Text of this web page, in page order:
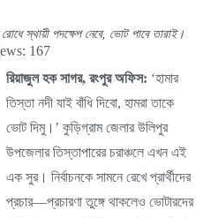
রোধে স্থায়ী পদক্ষেপ নেবে, ভোট পাবে তারাই।
167
রিয়াজুল হক সাগর, রংপুর অফিস: ‘হামার
তিস্তা নদী যাই বাঁধি দিবো, হামরা তাকে
ভোট দিমু।’ কুড়িগ্রাম জেলার উলিপুর
উপজেলার তিস্তাপারের চরাঞ্চলে এখন এই
এক সুর। নির্বাচনকে সামনে রেখে প্রার্থীদের
প্রচার—প্রচারণা তুঙ্গে থাকলেও ভোটারদের